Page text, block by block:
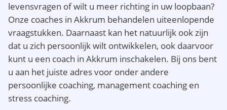
levensvragen of wilt u meer richting in uw loopbaan?
Onze coaches in Akkrum behandelen uiteenlopende
vraagstukken. Daarnaast kan het natuurlijk ook zijn
dat u zich persoonlijk wilt ontwikkelen, ook daarvoor
kunt u een coach in Akkrum inschakelen. Bij ons bent
u aan het juiste adres voor onder andere
persoonlijke coaching, management coaching en
stress coaching.